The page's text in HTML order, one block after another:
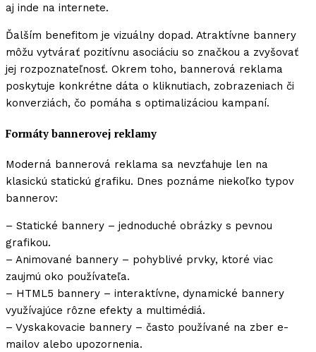
aj inde na internete.
Ďalším benefitom je vizuálny dopad. Atraktívne bannery
môžu vytvárať pozitívnu asociáciu so značkou a zvyšovať
jej rozpoznateľnosť. Okrem toho, bannerová reklama
poskytuje konkrétne dáta o kliknutiach, zobrazeniach či
konverziách, čo pomáha s optimalizáciou kampaní.
Formáty bannerovej reklamy
Moderná bannerová reklama sa nevzťahuje len na
klasickú statickú grafiku. Dnes poznáme niekoľko typov
bannerov:
– Statické bannery – jednoduché obrázky s pevnou
grafikou.
– Animované bannery – pohyblivé prvky, ktoré viac
zaujmú oko používateľa.
– HTML5 bannery – interaktívne, dynamické bannery
využívajúce rôzne efekty a multimédiá.
– Vyskakovacie bannery – často používané na zber e-
mailov alebo upozornenia.